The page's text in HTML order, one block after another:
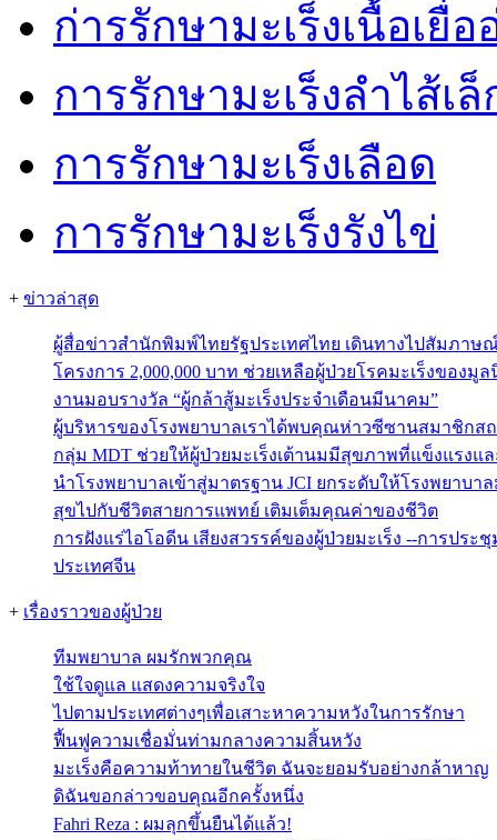
ก่ารรักษามะเร็งเนื้อเยื่อ
การรักษามะเร็งลำไส้เล็
การรักษามะเร็งเลือด
การรักษามะเร็งรังไข่
+ ข่าวล่าสุด
ผู้สื่อข่าวสำนักพิมพ์ไทยรัฐประเทศไทย เดินทางไปสัมภาษณ์
โครงการ 2,000,000 บาท ช่วยเหลือผู้ป่วยโรคมะเร็งของมู
งานมอบรางวัล “ผู้กล้าสู้มะเร็งประจำเดือนมีนาคม”
ผู้บริหารของโรงพยาบาลเราได้พบคุณห่าวซีซานสมาชิกส
กลุ่ม MDT ช่วยให้ผู้ป่วยมะเร็งเต้านมมีสุขภาพที่แข็งแรง
นำโรงพยาบาลเข้าสู่มาตรฐาน JCI ยกระดับให้โรงพยาบา
สุขไปกับชีวิตสายการแพทย์ เติมเต็มคุณค่าของชีวิต
การฝังแร่ไอโอดีน เสียงสวรรค์ของผู้ป่วยมะเร็ง --การปร
ประเทศจีน
+ เรื่องราวของผู้ป่วย
ทีมพยาบาล ผมรักพวกคุณ
ใช้ใจดูแล แสดงความจริงใจ
ไปตามประเทศต่างๆเพื่อเสาะหาความหวังในการรักษา
ฟื้นฟูความเชื่อมั่นท่ามกลางความสิ้นหวัง
มะเร็งคือความท้าทายในชีวิต ฉันจะยอมรับอย่างกล้าหาญ
ดิฉันขอกล่าวขอบคุณอีกครั้งหนึ่ง
Fahri Reza : ผมลุกขึ้นยืนได้แล้ว!